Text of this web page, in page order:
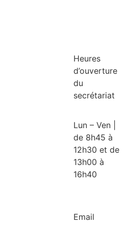
Heures
d’ouverture
du
secrétariat
Lun – Ven |
de 8h45 à
12h30 et de
13h00 à
16h40
Email